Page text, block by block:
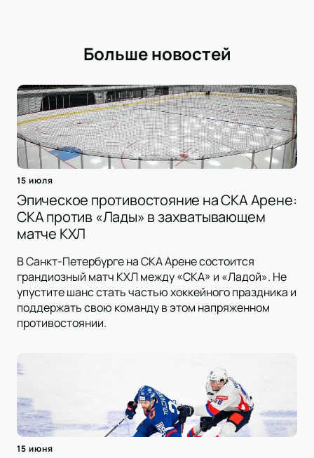
Больше новостей
15 июля
Эпическое противостояние на СКА Арене:
СКА против «Лады» в захватывающем
матче КХЛ
В Санкт-Петербурге на СКА Арене состоится
грандиозный матч КХЛ между «СКА» и «Ладой». Не
упустите шанс стать частью хоккейного праздника и
поддержать свою команду в этом напряженном
противостоянии.
15 июня